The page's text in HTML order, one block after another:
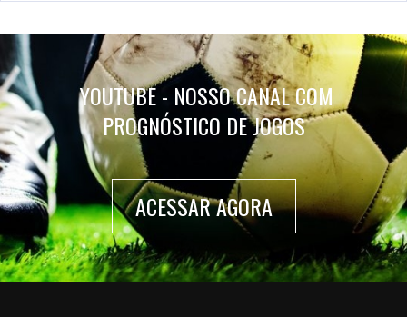
YOUTUBE - NOSSO CANAL COM
PROGNÓSTICO DE JOGOS
ACESSAR AGORA